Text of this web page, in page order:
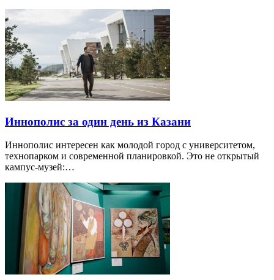
Иннополис за один день из Казани
Иннополис интересен как молодой город с университетом,
технопарком и современной планировкой. Это не открытый
кампус-музей:…